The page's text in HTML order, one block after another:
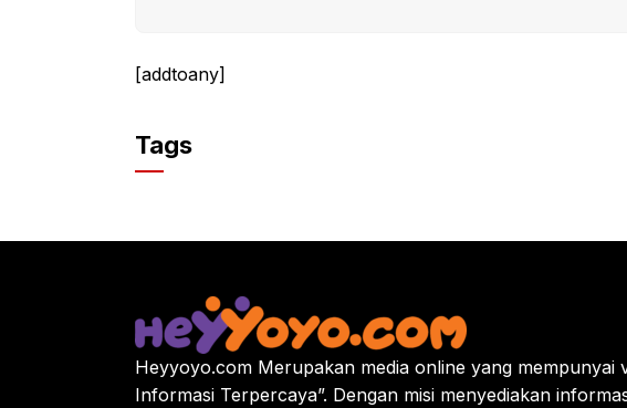
[addtoany]
Tags
Heyyoyo.com Merupakan media online yang mempunyai
Informasi Terpercaya”. Dengan misi menyediakan